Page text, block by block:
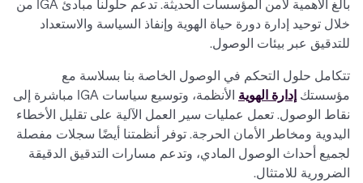
بالغ الأهمية لأمن المؤسسات الحديثة. تدعم حلولنا مبادئ IGA من
خلال توحيد إدارة دورة حياة الهوية وإنفاذ السياسة والاستعداد
للتدقيق عبر بيئات الوصول.
تتكامل حلول التحكم في الوصول الخاصة بنا بسلاسة مع
مؤسستك إدارة الهوية
الأنظمة، وتوسيع سياسات IGA مباشرة إلى
نقاط الوصول. تعمل عمليات سير العمل الآلية على تقليل الأخطاء
اليدوية ومخاطر الأمان الحرجة. توفر أنظمتنا أيضًا سجلات مفصلة
لجميع أحداث الوصول المادي، وتدعم مسارات التدقيق الدقيقة
الضرورية للامتثال.